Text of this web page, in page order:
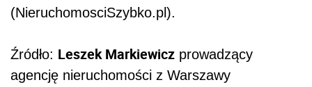
(NieruchomosciSzybko.pl).
Źródło: Leszek Markiewicz prowadzący
agencję nieruchomości z Warszawy